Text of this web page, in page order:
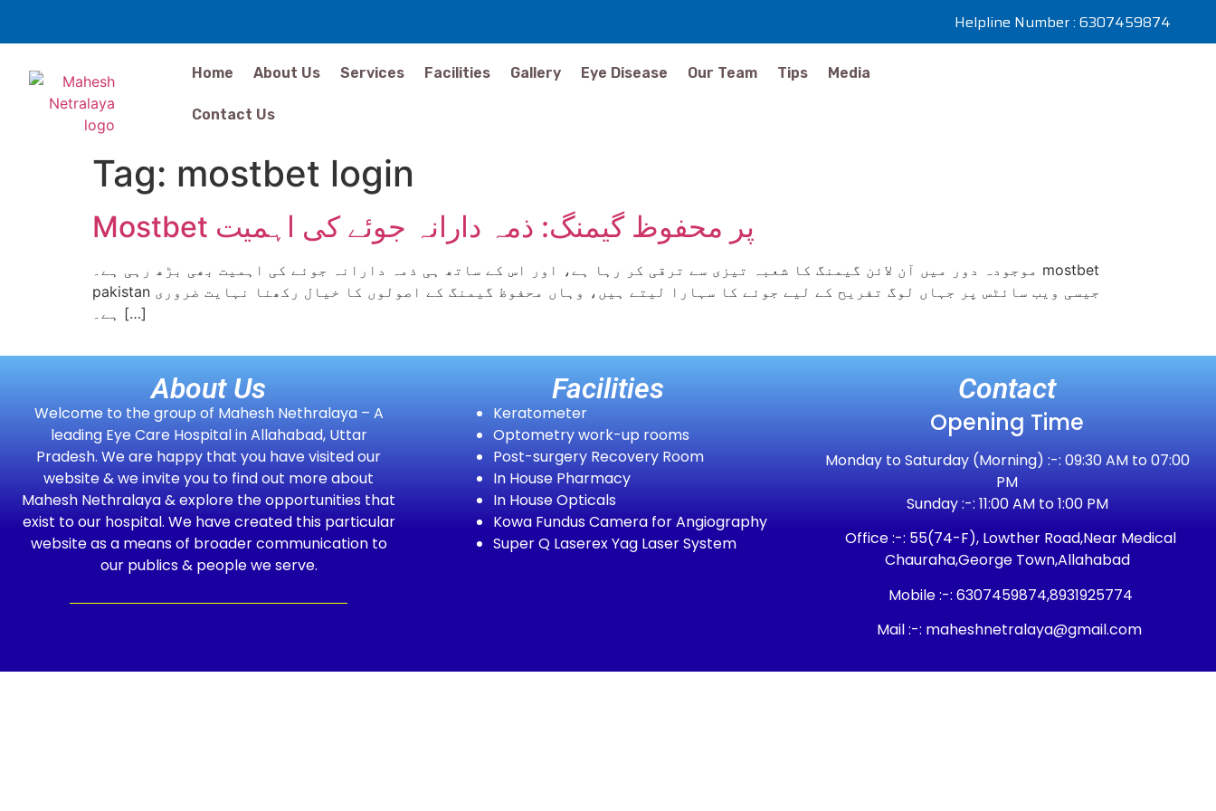
Helpline Number : 6307459874
Home About Us Services Facilities Gallery Eye Disease Our Team Tips Media
Contact Us
Tag: mostbet login
Mostbet پر محفوظ گیمنگ: ذمہ دارانہ جوئے کی اہمیت
موجودہ دور میں آن لائن گیمنگ کا شعبہ تیزی سے ترقی کر رہا ہے، اور اس کے ساتھ ہی ذمہ دارانہ جوئے کی اہمیت بھی بڑھ رہی ہے۔ mostbet
pakistan جیسی ویب سائٹس پر جہاں لوگ تفریح کے لیے جوئے کا سہارا لیتے ہیں، وہاں محفوظ گیمنگ کے اصولوں کا خیال رکھنا نہایت ضروری
ہے۔ […]
About Us
Welcome to the group of Mahesh Nethralaya – A
leading Eye Care Hospital in Allahabad, Uttar
Pradesh. We are happy that you have visited our
website & we invite you to find out more about
Mahesh Nethralaya & explore the opportunities that
exist to our hospital. We have created this particular
website as a means of broader communication to
our publics & people we serve.
Facilities
Keratometer
Optometry work-up rooms
Post-surgery Recovery Room
In House Pharmacy
In House Opticals
Kowa Fundus Camera for Angiography
Super Q Laserex Yag Laser System
Contact
Opening Time
Monday to Saturday (Morning) :-: 09:30 AM to 07:00
PM
Sunday :-: 11:00 AM to 1:00 PM
Office :-: 55(74-F), Lowther Road,Near Medical
Chauraha,George Town,Allahabad
Mobile :-: 6307459874,8931925774
Mail :-: maheshnetralaya@gmail.com